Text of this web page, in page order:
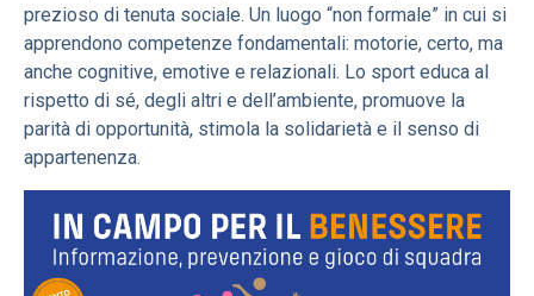
prezioso di tenuta sociale. Un luogo “non formale” in cui si
apprendono competenze fondamentali: motorie, certo, ma
anche cognitive, emotive e relazionali. Lo sport educa al
rispetto di sé, degli altri e dell’ambiente, promuove la
parità di opportunità, stimola la solidarietà e il senso di
appartenenza.